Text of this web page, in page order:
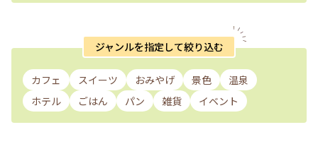
ジャンルを指定して絞り込む
カフェ スイーツ おみやげ 景色
温泉
ホテル
ごはん パン 雑貨 イベント